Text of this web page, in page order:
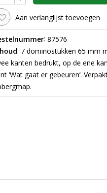
Aan verlanglijst toevoegen
: 87576
: 7 dominostukken 65 mm
kanten bedrukt, op de ene
‘Wat gaat er gebeuren’.